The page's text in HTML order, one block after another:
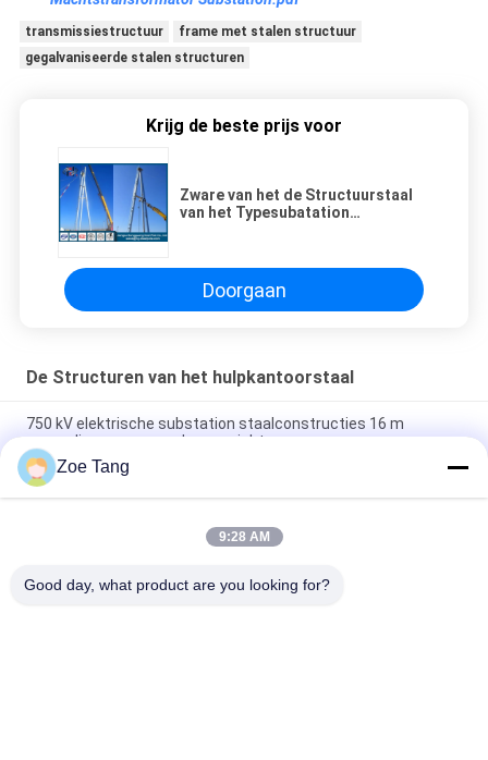
transmissiestructuur
frame met stalen structuur
gegalvaniseerde stalen structuren
Krijg de beste prijs voor
Zware van het de Structuurstaal
van het Typesubatation
Doorgaan
De Structuren van het hulpkantoorstaal
750 kV elektrische substation staalconstructies 16 m
eenmalig vormen zonder gewricht
Het elektrohulpkantoor Gegalvaniseerde Lassen van Co2 van
de Staalstructuur
220KV Gemakkelijke Installatie en het Onderhoud van staal de
Zoe Tang
9:28 AM
Good day, what product are you looking for?